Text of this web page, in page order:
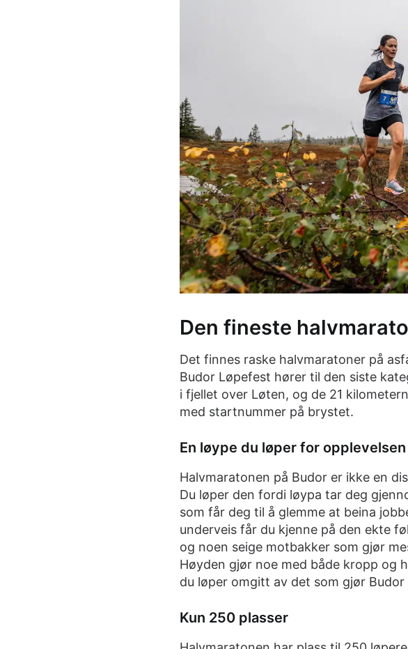
Den fineste
Det finnes raske halvmaratoner på
Budor Løpefest hører til den siste
i fjellet over Løten, og de 21
med startnummer på brystet.
En løype du løper for opplevelsen
Halvmaratonen på Budor er ikke en
Du løper den fordi løypa tar deg
som får deg til å glemme at beina
underveis får du kjenne på den ekte
og noen seige motbakker som gjør
Høyden gjør noe med både kropp og
du løper omgitt av det som gjør
Kun 250 plasser